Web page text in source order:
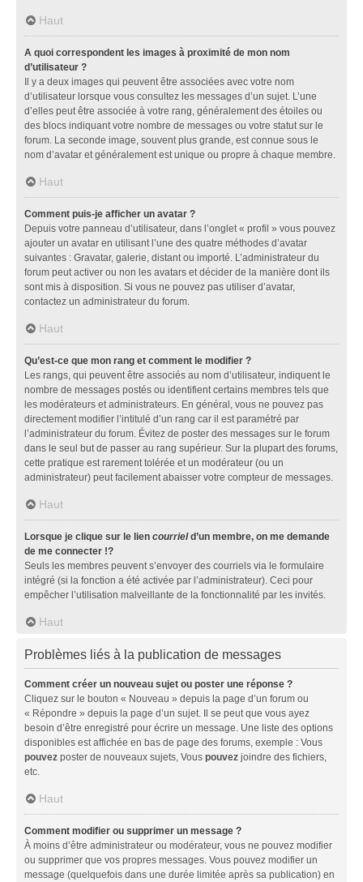
Haut
A quoi correspondent les images à proximité de mon nom
d’utilisateur ?
Il y a deux images qui peuvent être associées avec votre nom
d’utilisateur lorsque vous consultez les messages d’un sujet. L’une
d’elles peut être associée à votre rang, généralement des étoiles ou
des blocs indiquant votre nombre de messages ou votre statut sur le
forum. La seconde image, souvent plus grande, est connue sous le
nom d’avatar et généralement est unique ou propre à chaque membre.
Haut
Comment puis-je afficher un avatar ?
Depuis votre panneau d’utilisateur, dans l’onglet « profil » vous pouvez
ajouter un avatar en utilisant l’une des quatre méthodes d’avatar
suivantes : Gravatar, galerie, distant ou importé. L’administrateur du
forum peut activer ou non les avatars et décider de la manière dont ils
sont mis à disposition. Si vous ne pouvez pas utiliser d’avatar,
contactez un administrateur du forum.
Haut
Qu’est-ce que mon rang et comment le modifier ?
Les rangs, qui peuvent être associés au nom d’utilisateur, indiquent le
nombre de messages postés ou identifient certains membres tels que
les modérateurs et administrateurs. En général, vous ne pouvez pas
directement modifier l’intitulé d’un rang car il est paramétré par
l’administrateur du forum. Évitez de poster des messages sur le forum
dans le seul but de passer au rang supérieur. Sur la plupart des forums,
cette pratique est rarement tolérée et un modérateur (ou un
administrateur) peut facilement abaisser votre compteur de messages.
Haut
Lorsque je clique sur le lien courrield’un membre, on me demande
de me connecter !?
Seuls les membres peuvent s’envoyer des courriels via le formulaire
intégré (si la fonction a été activée par l’administrateur). Ceci pour
empêcher l’utilisation malveillante de la fonctionnalité par les invités.
Haut
Problèmes liés à la publication de messages
Comment créer un nouveau sujet ou poster une réponse ?
Cliquez sur le bouton « Nouveau » depuis la page d’un forum ou
« Répondre » depuis la page d’un sujet. Il se peut que vous ayez
besoin d’être enregistré pour écrire un message. Une liste des options
disponibles est affichée en bas de page des forums, exemple : Vous
pouvez poster de nouveaux sujets, Vous pouvez joindre des fichiers,
etc.
Haut
Comment modifier ou supprimer un message ?
À moins d’être administrateur ou modérateur, vous ne pouvez modifier
ou supprimer que vos propres messages. Vous pouvez modifier un
message (quelquefois dans une durée limitée après sa publication) en